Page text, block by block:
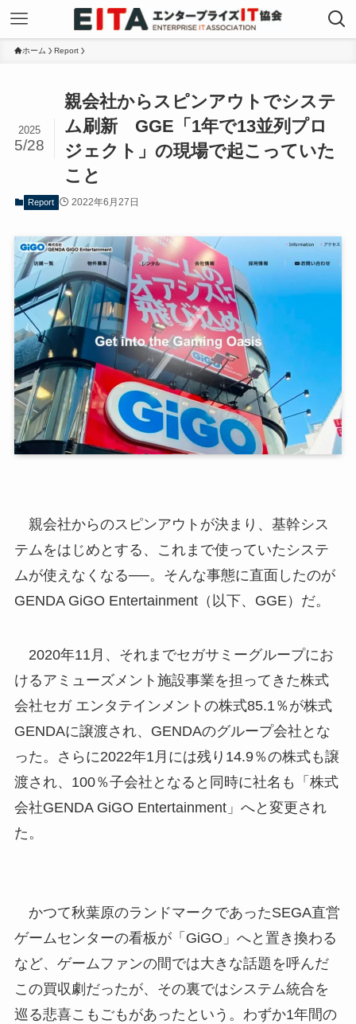
ホーム Report
親会社からスピンアウトでシステ
ム刷新 GGE「1年で13並列プロ
ジェクト」の現場で起こっていた
こと
2025
5/28
Report 2022年6月27日
親会社からのスピンアウトが決まり、基幹シス
テムをはじめとする、これまで使っていたシステ
ムが使えなくなる──。そんな事態に直面したのが
GENDA GiGO Entertainment（以下、GGE）だ。
2020年11月、それまでセガサミーグループにお
けるアミューズメント施設事業を担ってきた株式
会社セガ エンタテインメントの株式85.1％が株式
GENDAに譲渡され、GENDAのグループ会社とな
った。さらに2022年1月には残り14.9％の株式も譲
渡され、100％子会社となると同時に社名も「株式
会社GENDA GiGO Entertainment」へと変更され
た。
かつて秋葉原のランドマークであったSEGA直営
ゲームセンターの看板が「GiGO」へと置き換わる
など、ゲームファンの間では大きな話題を呼んだ
この買収劇だったが、その裏ではシステム統合を
巡る悲喜こもごもがあったという。わずか1年間の